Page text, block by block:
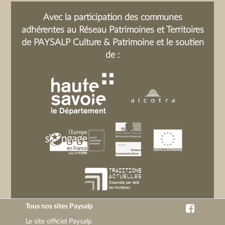
de profession. Lorsque le moulin ne fut
plus rentable, il construisit et utilisa une
petite scierie à la place . Dans les
années 1930, elle était encore en
pour l'alimenter, maintenant envahie
par les futaies (en pénurie d'eau, les
Lambert captèrent le ruisseau du
châtaignier et par un canal alimentèrent
un étang qui faisait office de réserve.
Emile Grand l'a entretenu durant de
nombreuses années). Elle fut remise en
à la roue présentée sur la photographie.
Avec la participation des communes
adhérentes au Réseau Patrimoines et Territoires
de PAYSALP Culture & Patrimoine et le soutien
de :
Tous nos sites Paysalp
Le site officiel Paysalp